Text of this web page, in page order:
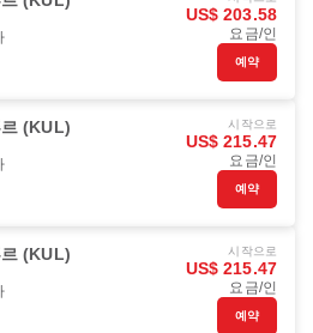
US$ 203.58
요금/인
예약
(KUL) 시작으로
US$ 215.47
요금/인
예약
(KUL) 시작으로
US$ 215.47
요금/인
예약